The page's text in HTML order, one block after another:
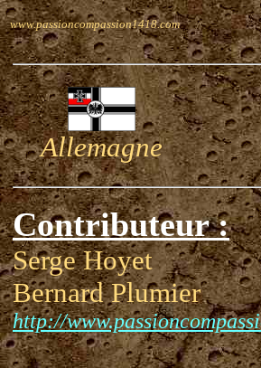
www.passioncompassion1418.com
Allemagne
Contributeur :
Serge Hoyet
Bernard Plumier
http://